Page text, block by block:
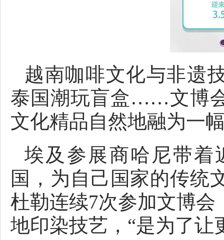
越南咖啡文化与非遗
泰国潮玩盲盒……文博
文化精品自然地融为一
埃及参展商哈尼带着
国，为自己国家的传统
杜勒连续7次参加文博
地印染技艺，“是为了让